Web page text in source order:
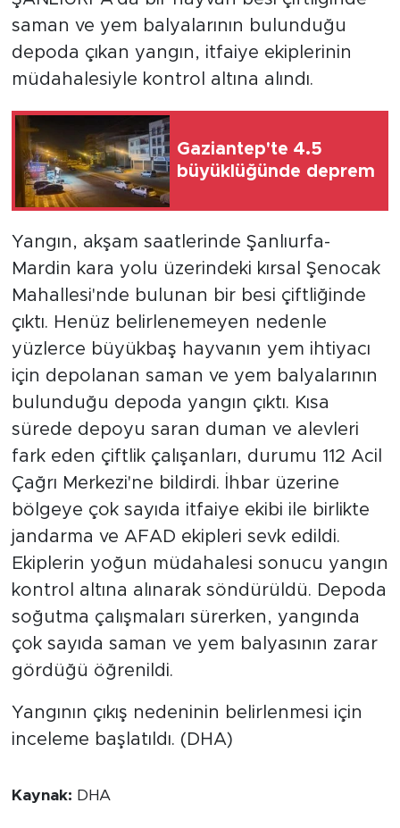
saman ve yem balyalarının bulunduğu
depoda çıkan yangın, itfaiye ekiplerinin
müdahalesiyle kontrol altına alındı.
Gaziantep'te 4.5
büyüklüğünde deprem
Yangın, akşam saatlerinde Şanlıurfa-
Mardin kara yolu üzerindeki kırsal Şenocak
Mahallesi'nde bulunan bir besi çiftliğinde
çıktı. Henüz belirlenemeyen nedenle
yüzlerce büyükbaş hayvanın yem ihtiyacı
için depolanan saman ve yem balyalarının
bulunduğu depoda yangın çıktı. Kısa
sürede depoyu saran duman ve alevleri
fark eden çiftlik çalışanları, durumu 112 Acil
Çağrı Merkezi'ne bildirdi. İhbar üzerine
bölgeye çok sayıda itfaiye ekibi ile birlikte
jandarma ve AFAD ekipleri sevk edildi.
Ekiplerin yoğun müdahalesi sonucu yangın
kontrol altına alınarak söndürüldü. Depoda
soğutma çalışmaları sürerken, yangında
çok sayıda saman ve yem balyasının zarar
gördüğü öğrenildi.
Yangının çıkış nedeninin belirlenmesi için
inceleme başlatıldı. (DHA)
Kaynak: DHA